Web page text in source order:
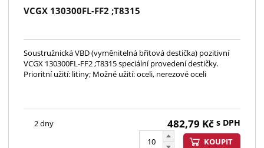
VCGX 130300FL-FF2 ;T8315
Soustružnická VBD (vyměnitelná břitová destička) pozitivní
VCGX 130300FL-FF2 ;T8315 speciální provedení destičky.
Prioritní užití: litiny; Možné užití: oceli, nerezové oceli
2 dny 482,79 Kč s DPH
KOUPIT